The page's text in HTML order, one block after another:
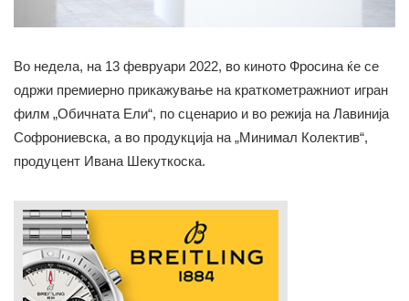
Во недела, на 13 февруари 2022, во киното Фросина ќе се
одржи премиерно прикажување на краткометражниот игран
филм „Обичната Ели“, по сценарио и во режија на Лавинија
Софрониевска, а во продукција на „Минимал Колектив“,
продуцент Ивана Шекуткоска.